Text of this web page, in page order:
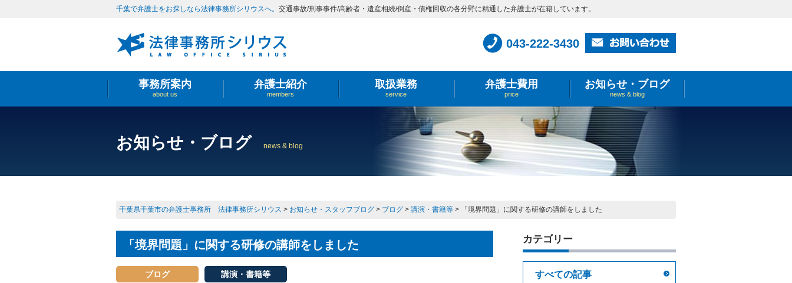
千葉で弁護士をお探しなら法律事務所シリウスへ。 交通事故/刑事事件/高齢者・遺産相続/倒産・債権回収の各分野に精通した弁護士が在籍しています。
043-222-3430
事務所案内
about us
弁護士紹介
members
取扱業務
service
弁護士費用
price
お知らせ・ブログ
news & blog
お知らせ・ブログ news & blog
千葉県千葉市の弁護士事務所 法律事務所シリウス > お知らせ・スタッフブログ > ブログ > 講演・書籍等 > 「境界問題」に関する研修の講師をしました
「境界問題」に関する研修の講師をしました
ブログ 講演・書籍等
カテゴリー
すべての記事